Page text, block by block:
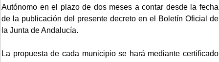
Autónomo en el plazo de dos meses a contar desde la fecha
de la publicación del presente decreto en el Boletín Oficial de
la Junta de Andalucía.
La propuesta de cada municipio se hará mediante certificado